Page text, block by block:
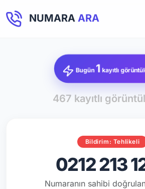
NUMARA ARA
Bugün 1 kayıtlı
467 kayıtlı
Bildirim: Tehlikeli
0212 213
Numaranın sahibi